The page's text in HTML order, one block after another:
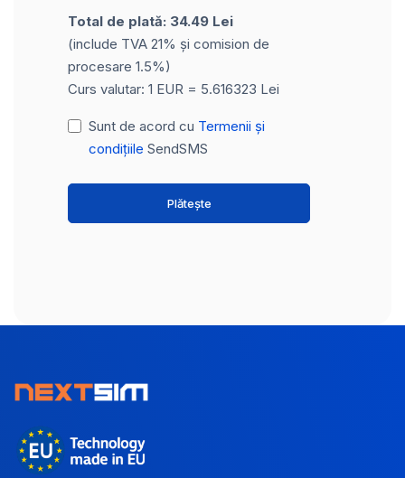
Total de plată: 34.49 Lei
(include TVA 21% și comision de
procesare 1.5%)
Curs valutar: 1 EUR = 5.616323 Lei
Sunt de acord cu Termenii și
condițiile SendSMS
Plătește